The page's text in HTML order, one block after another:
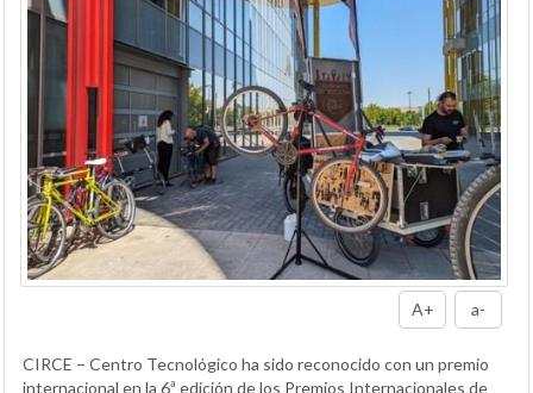
A+ a-
CIRCE – Centro Tecnológico ha sido reconocido con un premio
internacional en la 6ª edición de los Premios Internacionales de